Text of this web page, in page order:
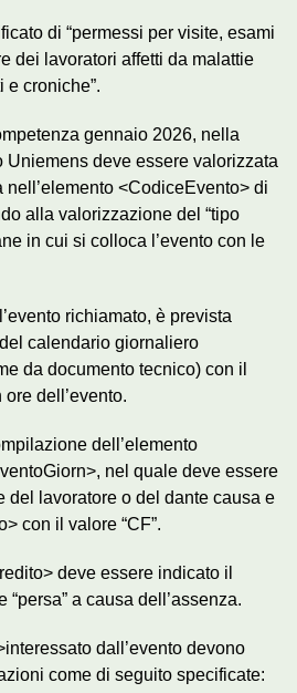
di “permessi per visite, esami
dei lavoratori affetti da malattie
croniche”.
gennaio 2026, nella
deve essere valorizzata
nell’elemento <CodiceEvento> di
alla valorizzazione del “tipo
in cui si colloca l’evento con le
richiamato, è prevista
calendario giornaliero
da documento tecnico) con il
dell’evento.
dell’elemento
nel quale deve essere
del lavoratore o del dante causa e
con il valore “CF”.
deve essere indicato il
a causa dell’assenza.
dall’evento devono
come di seguito specificate: